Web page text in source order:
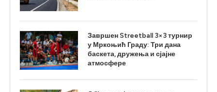
Завршен Streetball 3×3 турнир
у Мркоњић Граду: Три дана
баскета, дружења и сјајне
атмосфере